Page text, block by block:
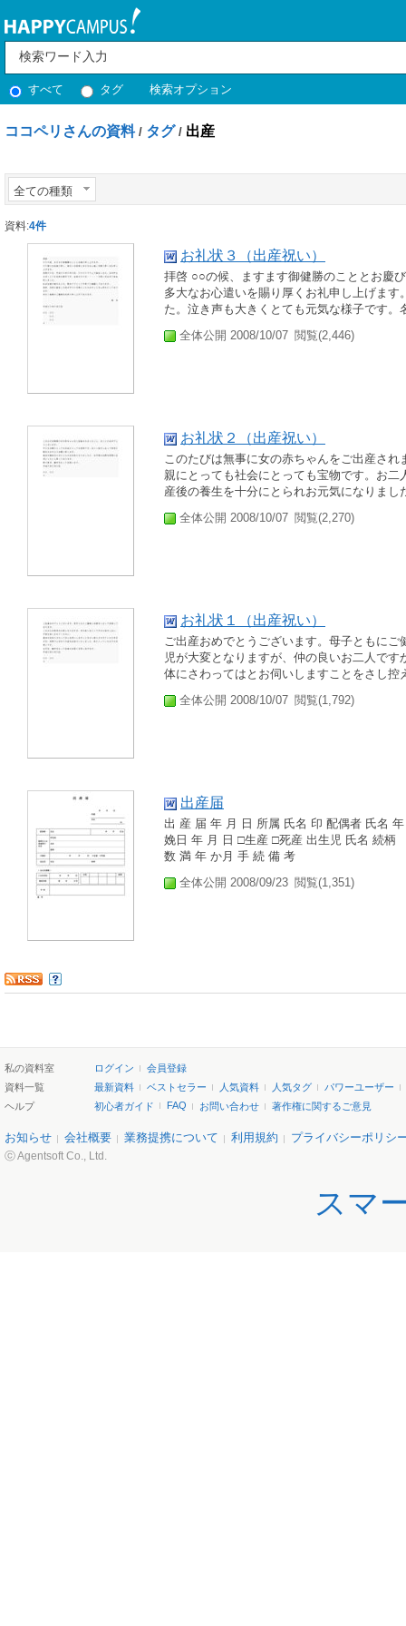
すべて タグ 検索オプション
ココペリさんの資料 / タグ / 出産
全ての種類
資料:4件
お礼状３（出産祝い）
拝啓 ○○の候、ますます御健勝のこととお慶
多大なお心遣いを賜り厚くお礼申し上げま
た。泣き声も大きくとても元気な様子です
全体公開 2008/10/07 閲覧(2,446)
お礼状２（出産祝い）
このたびは無事に女の赤ちゃんをご出産さ
親にとっても社会にとっても宝物です。お
産後の養生を十分にとられお元気になりま
全体公開 2008/10/07 閲覧(2,270)
お礼状１（出産祝い）
ご出産おめでとうございます。母子ともに
児が大変となりますが、仲の良いお二人で
体にさわってはとお伺いしますことをさし
全体公開 2008/10/07 閲覧(1,792)
出産届
出 産 届 年 月 日 所属 氏名 印 配偶者 氏名
娩日 年 月 日 □生産 □死産 出生児 氏名 続柄
数 満 年 か月 手 続 備 考
全体公開 2008/09/23 閲覧(1,351)
私の資料室 ログイン
会員登録
資料一覧
最新資料 ベストセラー 人気資料 人気タグ
パワーユーザー
ヘルプ
初心者ガイド FAQ お問い合わせ 著作権に関するご意見
お知らせ 会社概要 業務提携について 利用規約 プライバシーポリシ
ⓒ Agentsoft Co., Ltd.
スマ